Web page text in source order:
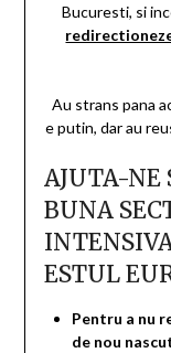
Bucuresti, si
Au strans pana
e putin, dar au
AJUTA-NE
BUNA
ESTUL
Pentru a nu
de nou